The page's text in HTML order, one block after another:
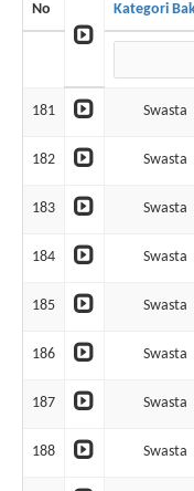
No Kategori
181 Swasta
182 Swasta
183 Swasta
184 Swasta
185 Swasta
186 Swasta
187 Swasta
188 Swasta